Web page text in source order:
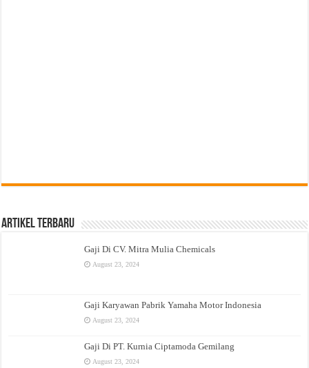
Artikel Terbaru
Gaji Di CV. Mitra Mulia Chemicals
August 23, 2024
Gaji Karyawan Pabrik Yamaha Motor Indonesia
August 23, 2024
Gaji Di PT. Kurnia Ciptamoda Gemilang
August 23, 2024